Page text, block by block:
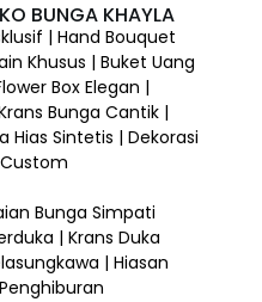
BUNGA KHAYLA
| Hand Bouquet
Khusus | Buket Uang
Box Elegan |
Bunga Cantik |
Hias Sintetis | Dekorasi
Bunga Simpati
| Krans Duka
| Hiasan